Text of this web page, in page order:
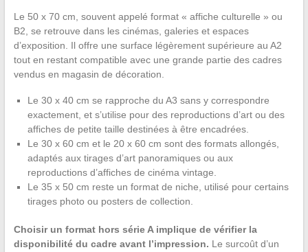
Le 50 x 70 cm, souvent appelé format « affiche culturelle » ou
B2, se retrouve dans les cinémas, galeries et espaces
d’exposition. Il offre une surface légèrement supérieure au A2
tout en restant compatible avec une grande partie des cadres
vendus en magasin de décoration.
Le 30 x 40 cm se rapproche du A3 sans y correspondre
exactement, et s’utilise pour des reproductions d’art ou des
affiches de petite taille destinées à être encadrées.
Le 30 x 60 cm et le 20 x 60 cm sont des formats allongés,
adaptés aux tirages d’art panoramiques ou aux
reproductions d’affiches de cinéma vintage.
Le 35 x 50 cm reste un format de niche, utilisé pour certains
tirages photo ou posters de collection.
Choisir un format hors série A implique de vérifier la
disponibilité du cadre avant l’impression. Le surcoût d’un